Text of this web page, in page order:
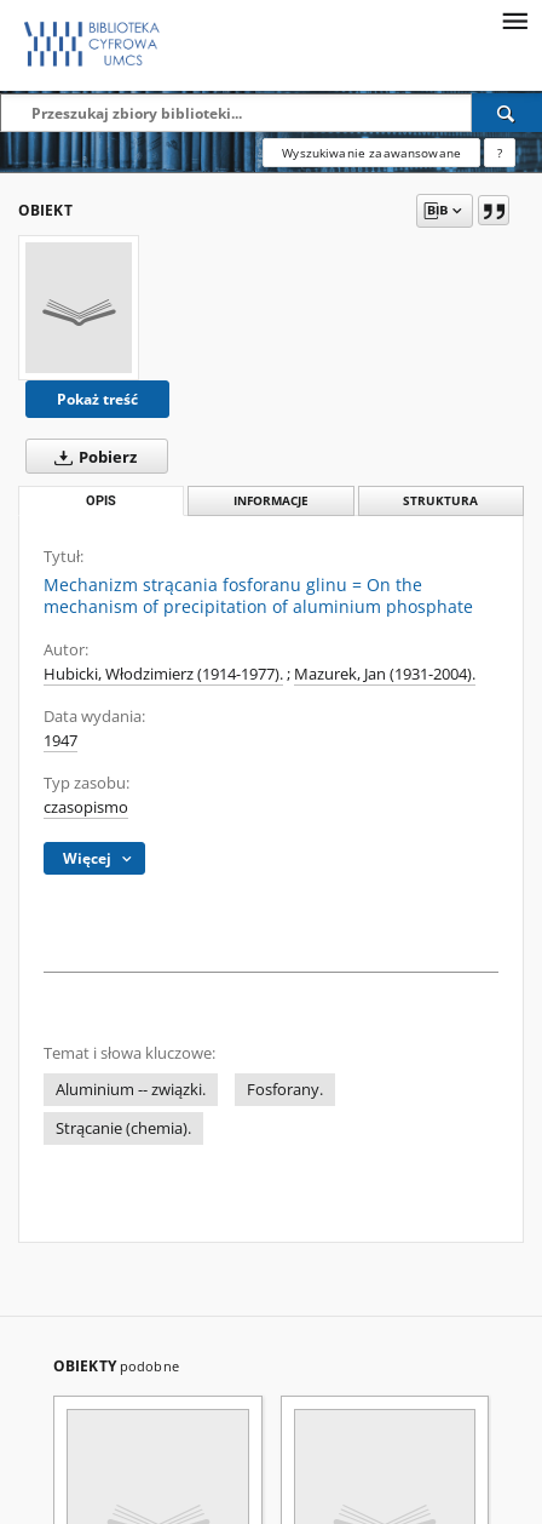
Wyszukiwanie zaawansowane ?
OBIEKT
Pokaż treść
Pobierz
OPIS INFORMACJE STRUKTURA
Tytuł:
Mechanizm strącania fosforanu glinu = On the
mechanism of precipitation of aluminium phosphate
Autor:
Hubicki, Włodzimierz (1914-1977).; Mazurek, Jan (1931-2004).
Data wydania:
1947
Typ zasobu:
czasopismo
Więcej
Temat i słowa kluczowe:
Aluminium -- związki.
Fosforany.
Strącanie (chemia).
OBIEKTY podobne